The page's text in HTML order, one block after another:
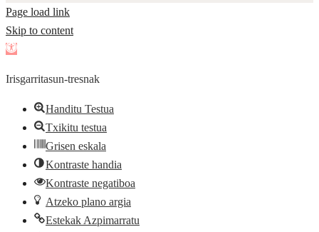
Page load link
Skip to content
Open
Irisgarritasun-tresnak
Handitu Testua
Txikitu testua
Grisen eskala
Kontraste handia
Kontraste negatiboa
Atzeko plano argia
Estekak Azpimarratu